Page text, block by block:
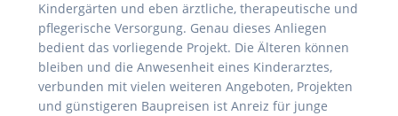
Kindergärten und eben ärztliche, therapeutische und
pflegerische Versorgung. Genau dieses Anliegen
bedient das vorliegende Projekt. Die Älteren können
bleiben und die Anwesenheit eines Kinderarztes,
verbunden mit vielen weiteren Angeboten, Projekten
und günstigeren Baupreisen ist Anreiz für junge